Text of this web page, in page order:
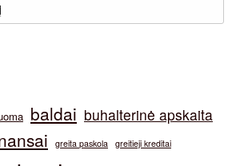
baldai buhalterinė apskaita
greita paskola greitieji kreditai